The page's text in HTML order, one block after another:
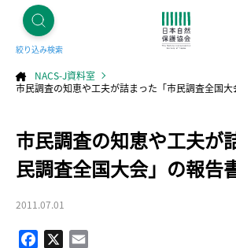
絞り込み検索
NACS-J資料室
市民調査の知恵や工夫が詰まった「市民調査全国大
市民調査の知恵や工夫が
民調査全国大会」の報告
2011.07.01
Facebook